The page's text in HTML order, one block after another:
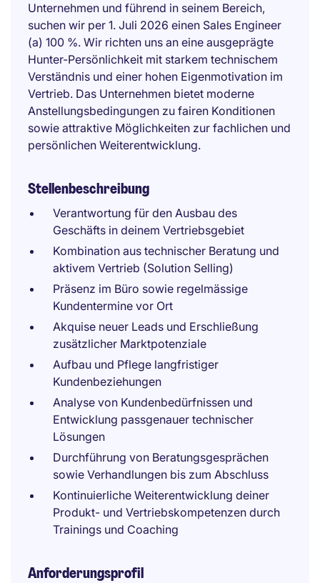
Unternehmen und führend in seinem Bereich,
suchen wir per 1. Juli 2026 einen Sales Engineer
(a) 100 %. Wir richten uns an eine ausgeprägte
Hunter-Persönlichkeit mit starkem technischem
Verständnis und einer hohen Eigenmotivation im
Vertrieb. Das Unternehmen bietet moderne
Anstellungsbedingungen zu fairen Konditionen
sowie attraktive Möglichkeiten zur fachlichen und
persönlichen Weiterentwicklung.
Stellenbeschreibung
Verantwortung für den Ausbau des
Geschäfts in deinem Vertriebsgebiet
Kombination aus technischer Beratung und
aktivem Vertrieb (Solution Selling)
Präsenz im Büro sowie regelmässige
Kundentermine vor Ort
Akquise neuer Leads und Erschließung
zusätzlicher Marktpotenziale
Aufbau und Pflege langfristiger
Kundenbeziehungen
Analyse von Kundenbedürfnissen und
Entwicklung passgenauer technischer
Lösungen
Durchführung von Beratungsgesprächen
sowie Verhandlungen bis zum Abschluss
Kontinuierliche Weiterentwicklung deiner
Produkt- und Vertriebskompetenzen durch
Trainings und Coaching
Anforderungsprofil